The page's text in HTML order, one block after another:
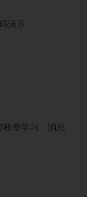
演示
举学习、消息